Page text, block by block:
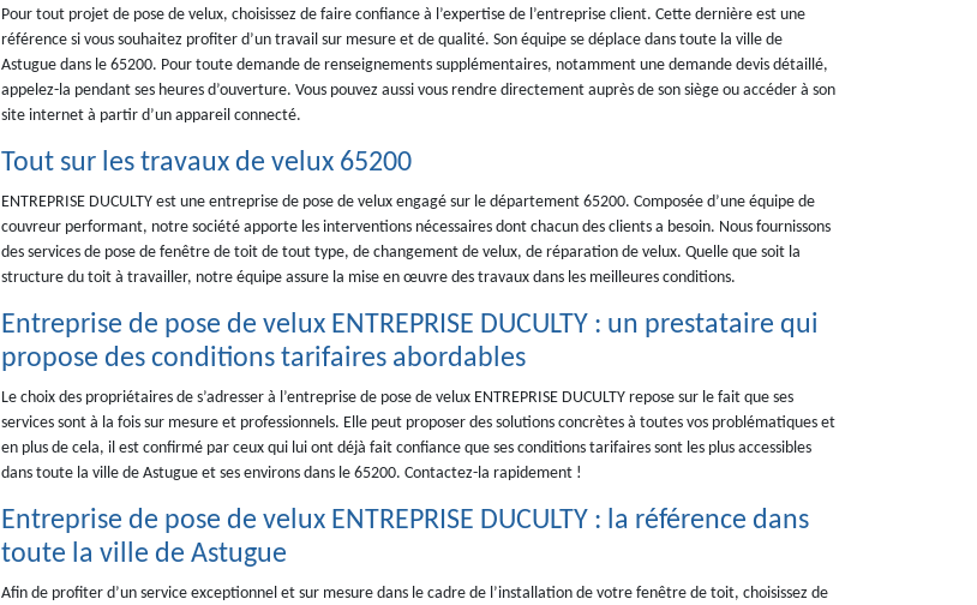
Pour tout projet de pose de velux, choisissez de faire confiance à l’expertise de l’entreprise client. Cette dernière est une
référence si vous souhaitez profiter d’un travail sur mesure et de qualité. Son équipe se déplace dans toute la ville de
Astugue dans le 65200. Pour toute demande de renseignements supplémentaires, notamment une demande devis détaillé,
appelez-la pendant ses heures d’ouverture. Vous pouvez aussi vous rendre directement auprès de son siège ou accéder à son
site internet à partir d’un appareil connecté.
Tout sur les travaux de velux 65200
ENTREPRISE DUCULTY est une entreprise de pose de velux engagé sur le département 65200. Composée d’une équipe de
couvreur performant, notre société apporte les interventions nécessaires dont chacun des clients a besoin. Nous fournissons
des services de pose de fenêtre de toit de tout type, de changement de velux, de réparation de velux. Quelle que soit la
structure du toit à travailler, notre équipe assure la mise en œuvre des travaux dans les meilleures conditions.
Entreprise de pose de velux ENTREPRISE DUCULTY : un prestataire qui
propose des conditions tarifaires abordables
Le choix des propriétaires de s’adresser à l’entreprise de pose de velux ENTREPRISE DUCULTY repose sur le fait que ses
services sont à la fois sur mesure et professionnels. Elle peut proposer des solutions concrètes à toutes vos problématiques et
en plus de cela, il est confirmé par ceux qui lui ont déjà fait confiance que ses conditions tarifaires sont les plus accessibles
dans toute la ville de Astugue et ses environs dans le 65200. Contactez-la rapidement !
Entreprise de pose de velux ENTREPRISE DUCULTY : la référence dans
toute la ville de Astugue
Afin de profiter d’un service exceptionnel et sur mesure dans le cadre de l’installation de votre fenêtre de toit, choisissez de